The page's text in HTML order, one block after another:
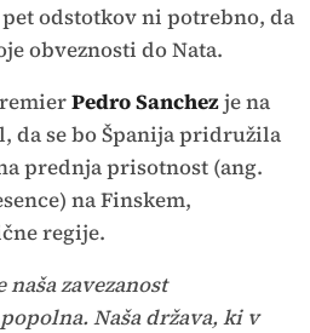
odstotkov ni potrebno, da
obveznosti do Nata.
Pedro Sanchezje na
da se bo Španija pridružila
prednja prisotnost (ang.
na Finskem,
regije.
naša zavezanost
Naša država, ki v